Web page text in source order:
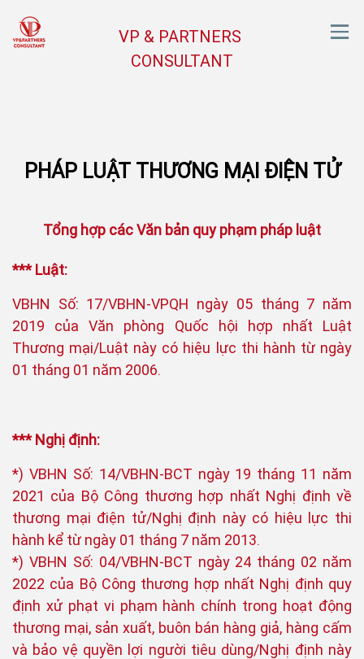
VP & PARTNERS
CONSULTANT
PHÁP LUẬT THƯƠNG MẠI ĐIỆN TỬ
Tổng hợp các Văn bản quy phạm pháp luật
*** Luật:
VBHN Số: 17/VBHN-VPQH ngày 05 tháng 7 năm
2019 của Văn phòng Quốc hội hợp nhất Luật
Thương mại/Luật này có hiệu lực thi hành từ ngày
01 tháng 01 năm 2006.
*** Nghị định:
*) VBHN Số: 14/VBHN-BCT ngày 19 tháng 11 năm
2021 của Bộ Công thương hợp nhất Nghị định về
thương mại điện tử/Nghị định này có hiệu lực thi
hành kể từ ngày 01 tháng 7 năm 2013.
*) VBHN Số: 04/VBHN-BCT ngày 24 tháng 02 năm
2022 của Bộ Công thương hợp nhất Nghị định quy
định xử phạt vi phạm hành chính trong hoạt động
thương mại, sản xuất, buôn bán hàng giả, hàng cấm
và bảo vệ quyền lợi người tiêu dùng/Nghị định này